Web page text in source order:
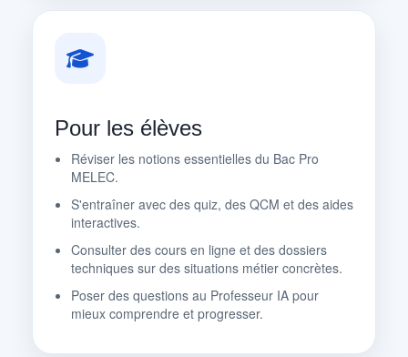
Pour les élèves
Réviser les notions essentielles du Bac Pro
MELEC.
S'entraîner avec des quiz, des QCM et des aides
interactives.
Consulter des cours en ligne et des dossiers
techniques sur des situations métier concrètes.
Poser des questions au Professeur IA pour
mieux comprendre et progresser.